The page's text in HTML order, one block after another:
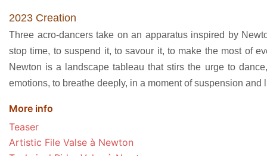
2023 Creation
Three acro-dancers take on an apparatus inspired by
stop time, to suspend it, to savour it, to make the most of
Newton is a landscape tableau that stirs the urge to
emotions, to breathe deeply, in a moment of suspension and
More info
Teaser
Artistic File Valse à Newton